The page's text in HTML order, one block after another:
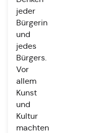
jeder
Bürgerin
und
jedes
Bürgers.
Vor
allem
Kunst
und
Kultur
machten